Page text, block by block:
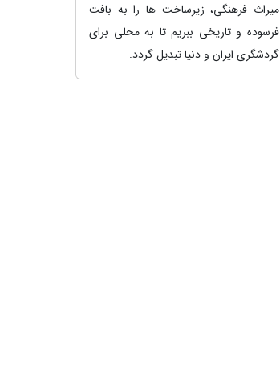
میراث فرهنگی، زیرساخت ها را به بافت
فرسوده و تاریخی ببریم تا به محلی برای
گردشگری ایران و دنیا تبدیل گردد.